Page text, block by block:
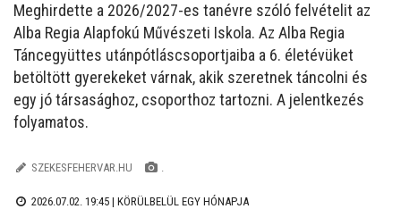
Meghirdette a 2026/2027-es tanévre szóló felvételit az
Alba Regia Alapfokú Művészeti Iskola. Az Alba Regia
Táncegyüttes utánpótláscsoportjaiba a 6. életévüket
betöltött gyerekeket várnak, akik szeretnek táncolni és
egy jó társasághoz, csoporthoz tartozni. A jelentkezés
folyamatos.
SZEKESFEHERVAR.HU .
2026.07.02. 19:45 | KÖRÜLBELÜL EGY HÓNAPJA